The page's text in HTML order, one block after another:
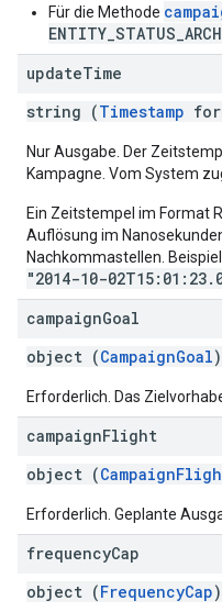
Für die Methode
updateTime
string (Timestamp
Nur Ausgabe. Der
Kampagne. Vom System
Ein Zeitstempel im Format
Auflösung im
Nachkommastellen.
"2014-10-
campaignGoal
object (CampaignGoal)
Erforderlich. Das
campaignFlight
object (
Erforderlich. Geplante
frequencyCap
object (FrequencyCap)